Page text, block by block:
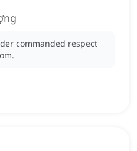
commanded respect